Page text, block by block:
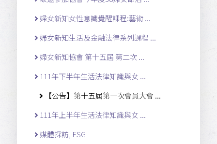
婦女新知女性意識覺醒課程:藝術 ...
婦女新知生活及金融法律系列課程 ...
婦女新知協會 第十五屆 第二次 ...
111年下半年生活法律知識與女 ...
【公告】第十五屆第一次會員大會 ...
111年上半年生活法律知識與女 ...
媒體採訪, ESG